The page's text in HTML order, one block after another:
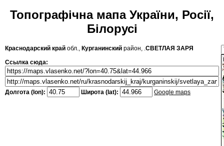
Топографічна мапа України, Росії,
Білорусі
Краснодарский край обл., Курганинский район, .СВЕТЛАЯ ЗАРЯ
Ссылка сюда:
Долгота (lon): Широта (lat): Google maps